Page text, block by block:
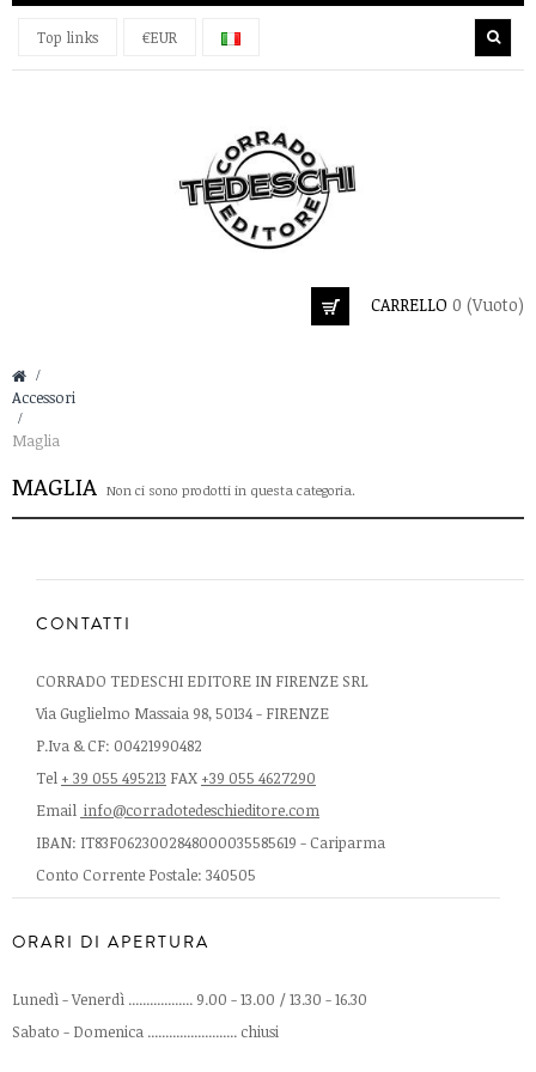
Top links €EUR
CARRELLO 0 (Vuoto)
&gt;
Accessori
>
Maglia
MAGLIA Non ci sono prodotti in questa categoria.
CONTATTI
CORRADO TEDESCHI EDITORE IN FIRENZE SRL
Via Guglielmo Massaia 98, 50134 - FIRENZE
P.Iva & CF: 00421990482
Tel + 39 055 495213 FAX +39 055 4627290
Email info@corradotedeschieditore.com
IBAN: IT83F0623002848000035585619 - Cariparma
Conto Corrente Postale: 340505
ORARI DI APERTURA
Lunedì - Venerdì .................. 9.00 - 13.00 / 13.30 - 16.30
Sabato - Domenica ......................... chiusi